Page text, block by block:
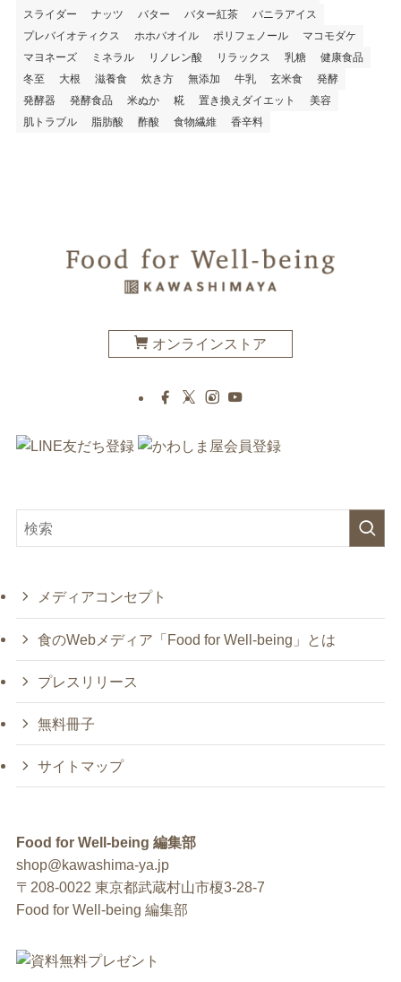
スライダー
ナッツ バター バター紅茶
バニラアイス
プレバイオティクス
ホホバオイル ポリフェノール
マコモダケ
マヨネーズ
ミネラル リノレン酸 リラックス 乳糖
健康食品
冬至
大根 滋養食 炊き方 無添加 牛乳 玄米食
発酵
発酵器
発酵食品 米ぬか 糀 置き換えダイエット
美容
肌トラブル
脂肪酸 酢酸 食物繊維 香辛料
オンラインストア
メディアコンセプト
食のWebメディア「Food for Well-being」とは
プレスリリース
無料冊子
サイトマップ
Food for Well-being 編集部
shop@kawashima-ya.jp
〒208-0022 東京都武蔵村山市榎3-28-7
Food for Well-being 編集部